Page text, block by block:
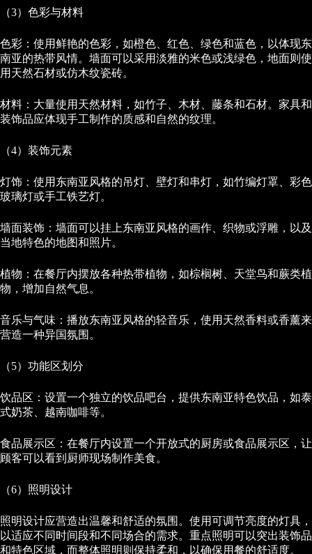
（3）色彩与材料
色彩：使用鲜艳的色彩，如橙色、红色、绿色和蓝色，以体现东
南亚的热带风情。墙面可以采用淡雅的米色或浅绿色，地面则使
用天然石材或仿木纹瓷砖。
材料：大量使用天然材料，如竹子、木材、藤条和石材。家具和
装饰品应体现手工制作的质感和自然的纹理。
（4）装饰元素
灯饰：使用东南亚风格的吊灯、壁灯和串灯，如竹编灯罩、彩色
玻璃灯或手工铁艺灯。
墙面装饰：墙面可以挂上东南亚风格的画作、织物或浮雕，以及
当地特色的地图和照片。
植物：在餐厅内摆放各种热带植物，如棕榈树、天堂鸟和蕨类植
物，增加自然气息。
音乐与气味：播放东南亚风格的轻音乐，使用天然香料或香薰来
营造一种异国氛围。
（5）功能区划分
饮品区：设置一个独立的饮品吧台，提供东南亚特色饮品，如泰
式奶茶、越南咖啡等。
食品展示区：在餐厅内设置一个开放式的厨房或食品展示区，让
顾客可以看到厨师现场制作美食。
（6）照明设计
照明设计应营造出温馨和舒适的氛围。使用可调节亮度的灯具，
以适应不同时间段和不同场合的需求。重点照明可以突出装饰品
和特色区域，而整体照明则保持柔和，以确保用餐的舒适度。